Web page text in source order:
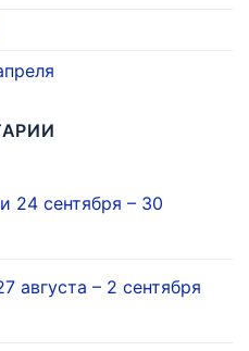
24 сентября – 30
августа – 2 сентября